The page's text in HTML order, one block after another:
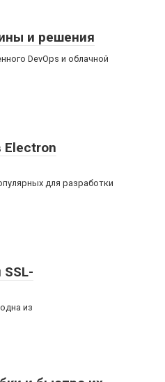
и решения
DevOps и облачной
Electron
для разработки
из